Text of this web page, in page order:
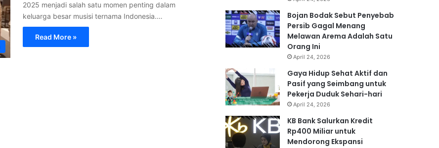
2025 menjadi salah satu momen penting dalam
keluarga besar musisi ternama Indonesia.…
Read More »
Bojan Bodak Sebut Penyebab
Persib Gagal Menang
Melawan Arema Adalah Satu
Orang Ini
April 24, 2026
Gaya Hidup Sehat Aktif dan
Pasif yang Seimbang untuk
Pekerja Duduk Sehari-hari
April 24, 2026
KB Bank Salurkan Kredit
Rp400 Miliar untuk
Mendorong Ekspansi